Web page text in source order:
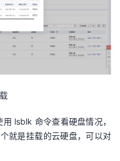
lsblk 命令查看硬盘情况，
就是挂载的云硬盘，可以对